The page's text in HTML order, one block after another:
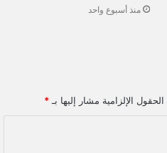
منذ أسبوع واحد
الحقول الإلزامية مشار إليها بـ *